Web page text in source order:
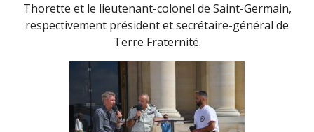
Thorette et le lieutenant-colonel de Saint-Germain,
respectivement président et secrétaire-général de
Terre Fraternité.